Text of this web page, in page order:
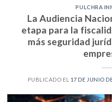
PULCHRA
La Audiencia
etapa para la
más seguridad
PUBLICADO EL 17 DE JUNIO